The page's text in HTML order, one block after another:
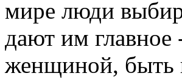
мире люди
дают им
женщиной, быть